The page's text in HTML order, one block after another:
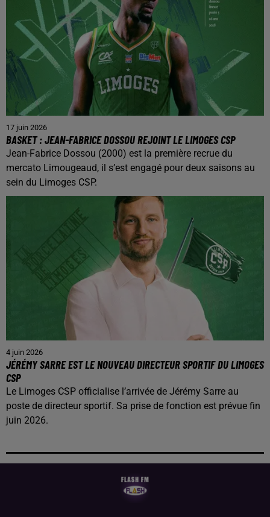
17 juin 2026
BASKET : JEAN-FABRICE DOSSOU REJOINT LE LIMOGES CSP
Jean-Fabrice Dossou (2000) est la première recrue du
mercato Limougeaud, il s’est engagé pour deux saisons au
sein du Limoges CSP.
4 juin 2026
JÉRÉMY SARRE EST LE NOUVEAU DIRECTEUR SPORTIF DU LIMOGES
CSP
Le Limoges CSP officialise l’arrivée de Jérémy Sarre au
poste de directeur sportif. Sa prise de fonction est prévue fin
juin 2026.